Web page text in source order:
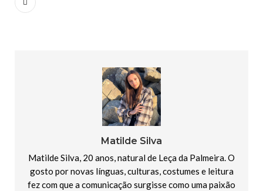
Matilde Silva
Matilde Silva, 20 anos, natural de Leça da Palmeira. O
gosto por novas línguas, culturas, costumes e leitura
fez com que a comunicação surgisse como uma paixão